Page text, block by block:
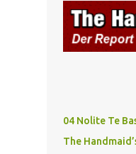
konservative
Sitzungen des
die anderen
um ein für
Botschafterin
04 Nolite Te
The